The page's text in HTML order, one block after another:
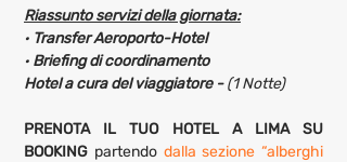
Riassunto servizi della giornata:
· Transfer Aeroporto-Hotel
· Briefing di coordinamento
Hotel a cura del viaggiatore - (1 Notte)
PRENOTA IL TUO HOTEL A LIMA SU
BOOKING partendo dalla sezione “alberghi